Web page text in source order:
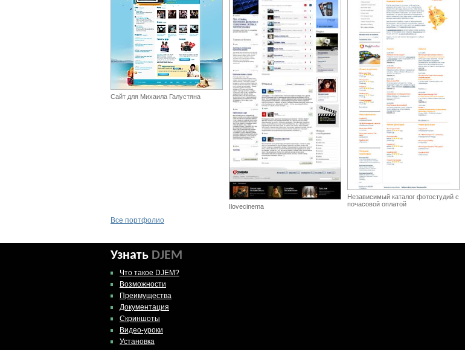
Сайт для Михаила Галустяна
Ilovecinema
Независимый каталог фотостудий с
почасовой оплатой
Все портфолио
Узнать DJEM
Что такое DJEM?
Возможности
Преимущества
Документация
Скриншоты
Видео-уроки
Установка